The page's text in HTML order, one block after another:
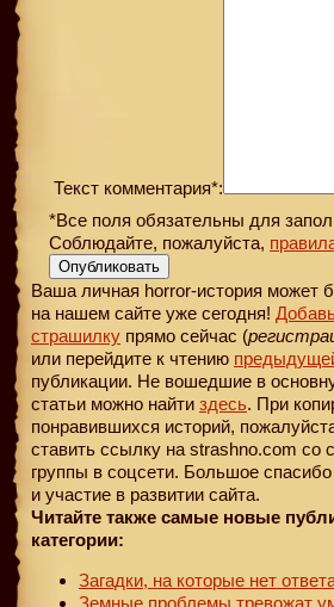
Текст комментария*:
*Все поля обязательны для
Соблюдайте, пожалуйста,
Опубликовать
Ваша личная horror-история может
на нашем сайте уже сегодня!
страшилку прямо сейчас (
или перейдите к чтению
публикации. Не вошедшие в
статьи можно найти здесь. При
понравившихся историй,
ставить ссылку на strashno.com со
группы в соцсети. Большое
и участие в развитии сайта.
Читайте также самые новые
категории:
Загадки, на которые нет
Земные проблемы тревожат